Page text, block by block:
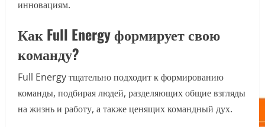
инновациям.
Как Full Energy формирует свою
команду?
Full Energy тщательно подходит к формированию
команды, подбирая людей, разделяющих общие взгляды
на жизнь и работу, а также ценящих командный дух.